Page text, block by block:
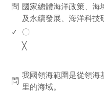
問 國家總體海洋政策、海
及永續發展、海洋科技
✓
〇
╳
問
我國領海範圍是從領
里的海域。